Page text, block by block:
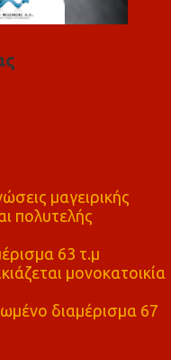
μαγειρικής
πολυτελής
63 τ.μ
μονοκατοικία
διαμέρισμα 67